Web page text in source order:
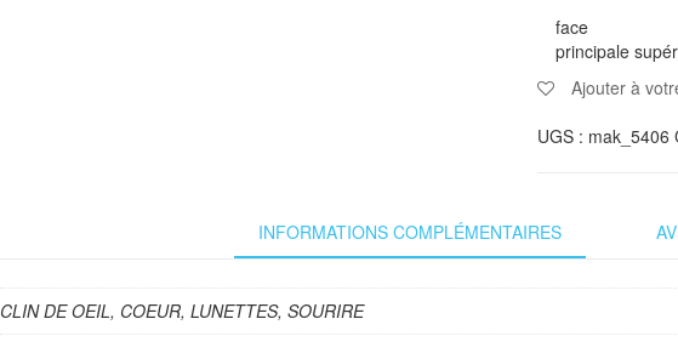
face
principale
Ajouter à
UGS : mak_5406
INFORMATIONS COMPLÉMENTAIRES
CLIN DE OEIL, COEUR, LUNETTES, SOURIRE